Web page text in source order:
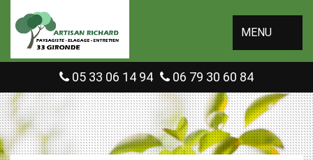
MENU
05 33 06 14 94 06 79 30 60 84